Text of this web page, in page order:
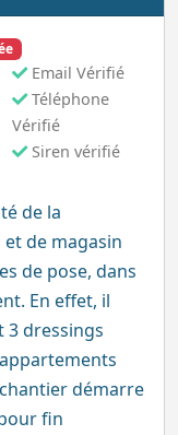
Email Vérifié
Téléphone
Vérifié
Siren vérifié
de la
de magasin
de pose, dans
En effet, il
3 dressings
chantier démarre
fin